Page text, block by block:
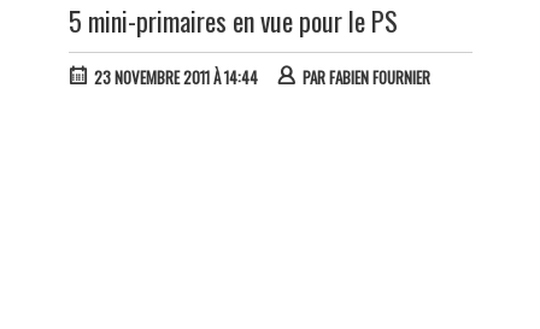
5 mini-primaires en vue pour le PS
23 NOVEMBRE 2011 À 14:44 PARFABIEN FOURNIER